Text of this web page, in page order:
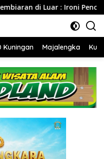
L6BTQ
Kuningan Majalengka